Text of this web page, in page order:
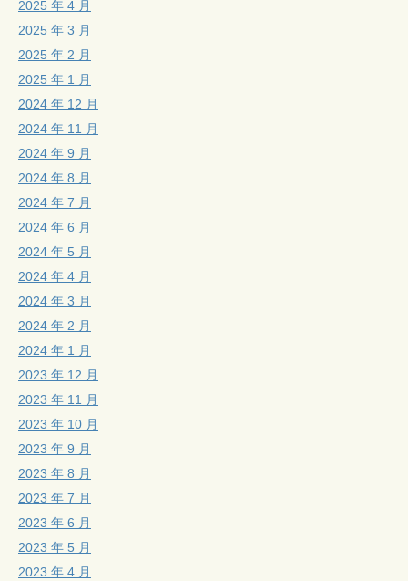
2025 年 4 月
2025 年 3 月
2025 年 2 月
2025 年 1 月
2024 年 12 月
2024 年 11 月
2024 年 9 月
2024 年 8 月
2024 年 7 月
2024 年 6 月
2024 年 5 月
2024 年 4 月
2024 年 3 月
2024 年 2 月
2024 年 1 月
2023 年 12 月
2023 年 11 月
2023 年 10 月
2023 年 9 月
2023 年 8 月
2023 年 7 月
2023 年 6 月
2023 年 5 月
2023 年 4 月